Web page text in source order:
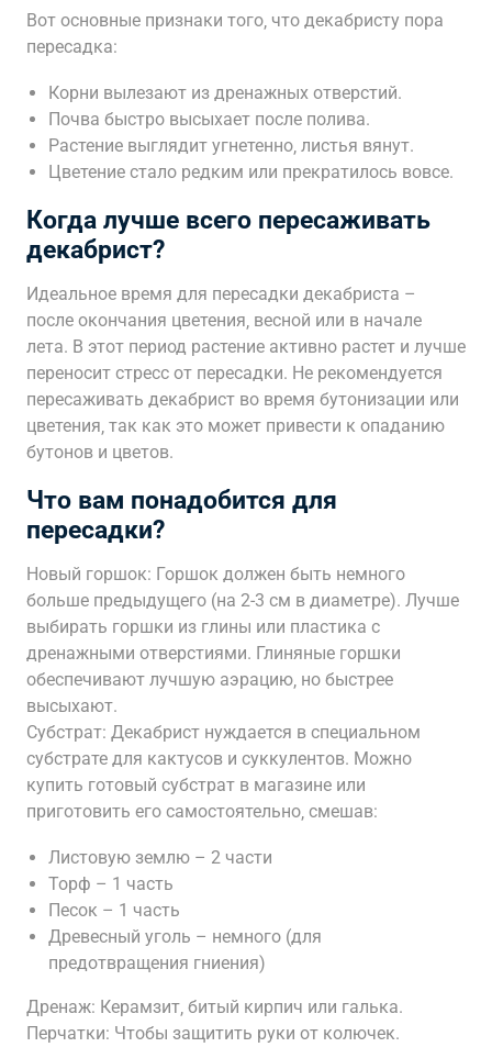
Вот основные признаки того‚ что декабристу пора
пересадка:
Корни вылезают из дренажных отверстий.
Почва быстро высыхает после полива.
Растение выглядит угнетенно‚ листья вянут.
Цветение стало редким или прекратилось вовсе.
Когда лучше всего пересаживать
декабрист?
Идеальное время для пересадки декабриста –
после окончания цветения‚ весной или в начале
лета. В этот период растение активно растет и лучше
переносит стресс от пересадки. Не рекомендуется
пересаживать декабрист во время бутонизации или
цветения‚ так как это может привести к опаданию
бутонов и цветов.
Что вам понадобится для
пересадки?
Новый горшок: Горшок должен быть немного
больше предыдущего (на 2-3 см в диаметре). Лучше
выбирать горшки из глины или пластика с
дренажными отверстиями. Глиняные горшки
обеспечивают лучшую аэрацию‚ но быстрее
высыхают.
Субстрат: Декабрист нуждается в специальном
субстрате для кактусов и суккулентов. Можно
купить готовый субстрат в магазине или
приготовить его самостоятельно‚ смешав:
Листовую землю – 2 части
Торф – 1 часть
Песок – 1 часть
Древесный уголь – немного (для
предотвращения гниения)
Дренаж: Керамзит‚ битый кирпич или галька.
Перчатки: Чтобы защитить руки от колючек.